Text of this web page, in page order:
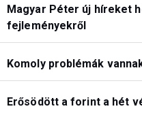
Magyar Péter új híreket
fejleményekről
Komoly problémák
Erősödött a forint a hét